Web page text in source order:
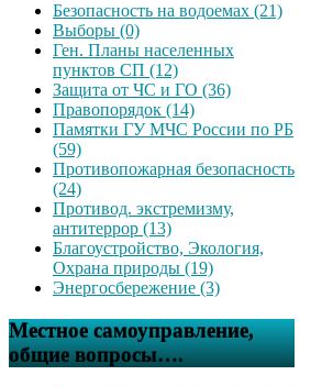
Безопасность на водоемах (21)
Выборы (0)
Ген. Планы населенных
пунктов СП (12)
Защита от ЧС и ГО (36)
Правопорядок (14)
Памятки ГУ МЧС России по РБ
(59)
Противопожарная безопасность
(24)
Противод. экстремизму,
антитеррор (13)
Благоустройство, Экология,
Охрана природы (19)
Энергосбережение (3)
Местное самоуправление,
общие вопросы….